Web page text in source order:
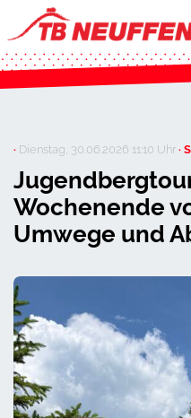
· Dienstag, 30.06.2026 11:10 Uhr·
Wochenende
Umwege und